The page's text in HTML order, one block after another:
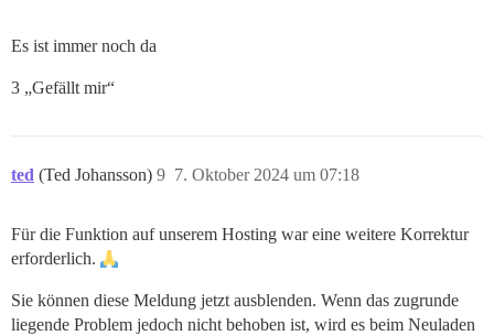
Es ist immer noch da
3 „Gefällt mir“
ted (Ted Johansson) 7. Oktober 2024 um 07:18
9
Für die Funktion auf unserem Hosting war eine weitere Korrektur
erforderlich.
Sie können diese Meldung jetzt ausblenden. Wenn das zugrunde
liegende Problem jedoch nicht behoben ist, wird es beim Neuladen